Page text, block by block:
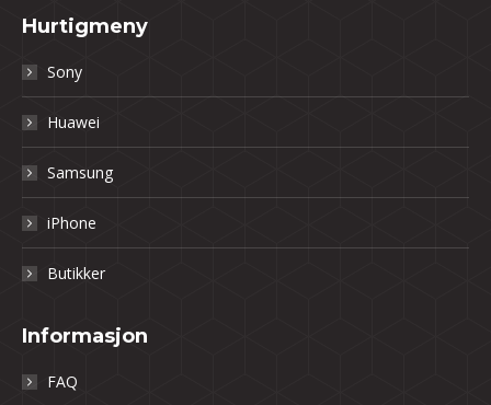
Hurtigmeny
Sony
Huawei
Samsung
iPhone
Butikker
Informasjon
FAQ